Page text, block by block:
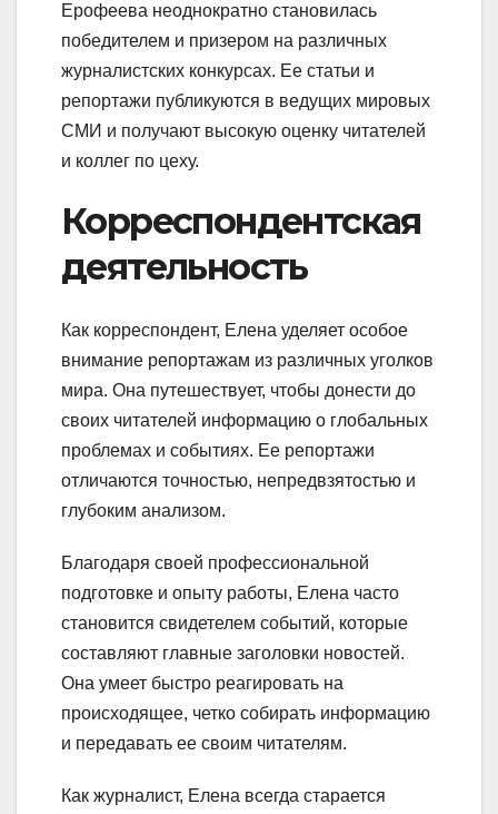
Ерофеева неоднократно становилась
победителем и призером на различных
журналистских конкурсах. Ее статьи и
репортажи публикуются в ведущих мировых
СМИ и получают высокую оценку читателей
и коллег по цеху.
Корреспондентская
деятельность
Как корреспондент, Елена уделяет особое
внимание репортажам из различных уголков
мира. Она путешествует, чтобы донести до
своих читателей информацию о глобальных
проблемах и событиях. Ее репортажи
отличаются точностью, непредвзятостью и
глубоким анализом.
Благодаря своей профессиональной
подготовке и опыту работы, Елена часто
становится свидетелем событий, которые
составляют главные заголовки новостей.
Она умеет быстро реагировать на
происходящее, четко собирать информацию
и передавать ее своим читателям.
Как журналист, Елена всегда старается